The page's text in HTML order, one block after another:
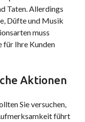
Taten. Allerdings
Düfte und Musik
muss
für Ihre Kunden
Aktionen
Sie versuchen,
führt